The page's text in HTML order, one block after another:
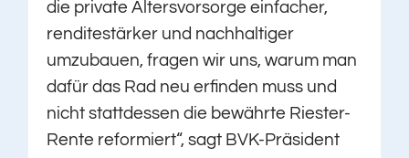
die private Altersvorsorge einfacher,
renditestärker und nachhaltiger
umzubauen, fragen wir uns, warum man
dafür das Rad neu erfinden muss und
nicht stattdessen die bewährte Riester-
Rente reformiert“, sagt BVK-Präsident